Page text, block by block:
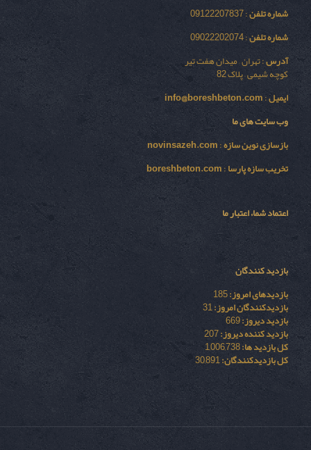
شماره تلفن: 09122207837
شماره تلفن: 09022202074
آدرس: تهران – میدان هفت تیر
کوچه شیمی – پلاک 82
ایمیل:
info@boreshbeton.com
وب سایت های ما
بازسازی نوين سازه:
novinsazeh.com
تخریب سازه پارسا:
boreshbeton.com
اعتماد شما، اعتبار ما
بازدید کنندگان
بازدیدهای امروز:185
بازدیدکنندگان امروز:31
بازدید دیروز:669
بازدید کننده دیروز:207
کل بازدید ها:1,006,738
کل بازدیدکنند‌گان:30,891